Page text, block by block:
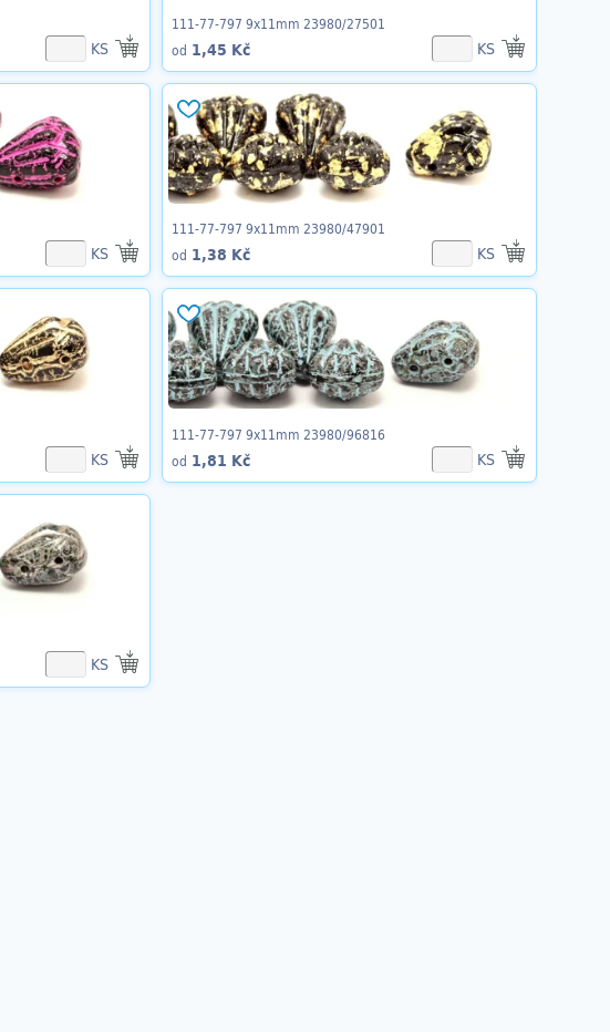
KS
111-77-797 9x11mm 23980/27501
od 1,45 Kč KS
KS
111-77-797 9x11mm 23980/47901
od 1,38 Kč KS
KS
111-77-797 9x11mm 23980/96816
od 1,81 Kč KS
KS